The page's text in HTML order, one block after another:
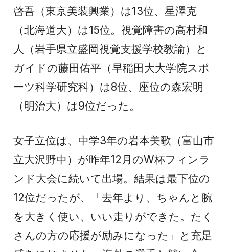
啓吾（東京美装興業）は13位、星澤克
（北海道大）は15位。視覚障害の高村和
人（岩手県立盛岡視覚支援学校教諭）と
ガイドの藤田佑平（早稲田大大学院スポ
ーツ科学研究科）は8位、座位の森宏明
（明治大）は9位だった。
女子立位は、中学3年の岩本美歌（富山市
立大沢野中）が昨年12月のW杯フィンラ
ンド大会に続いて出場。結果は最下位の
12位だったが、「去年より、ちゃんと腕
を大きく使い、いい走りができた。たく
さんの方の応援が励みになった」と充足